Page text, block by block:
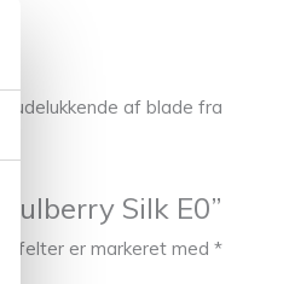
udelukkende af blade fra
Silk E0”
felter er markeret med *